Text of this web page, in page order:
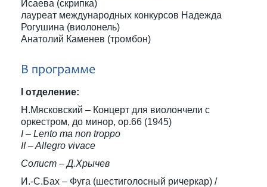
Исаева (скрипка)
лауреат международных конкурсов Надежда
Рогушина (виолонель)
Анатолий Каменев (тромбон)
В программе
I отделение:
Н.Мясковский – Концерт для виолончели с
оркестром, до минор, ор.66 (1945)
I – Lento ma non troppo
II – Allegro vivace
Солист – Д.Хрычев
И.-С.Бах – Фуга (шестиголосный ричеркар) /